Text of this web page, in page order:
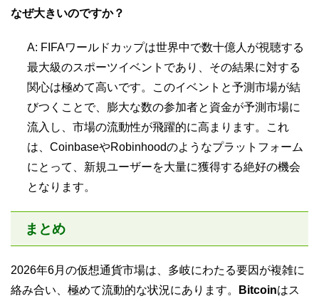
なぜ大きいのですか？
A: FIFAワールドカップは世界中で数十億人が視聴する
最大級のスポーツイベントであり、その結果に対する
関心は極めて高いです。このイベントと予測市場が結
びつくことで、膨大な数の参加者と資金が予測市場に
流入し、市場の流動性が飛躍的に高まります。これ
は、CoinbaseやRobinhoodのようなプラットフォーム
にとって、新規ユーザーを大量に獲得する絶好の機会
となります。
まとめ
2026年6月の仮想通貨市場は、多岐にわたる要因が複雑に
絡み合い、極めて流動的な状況にあります。
Bitcoinはス